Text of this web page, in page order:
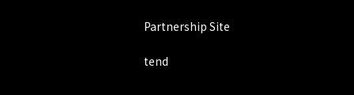
Partnership Site
tend